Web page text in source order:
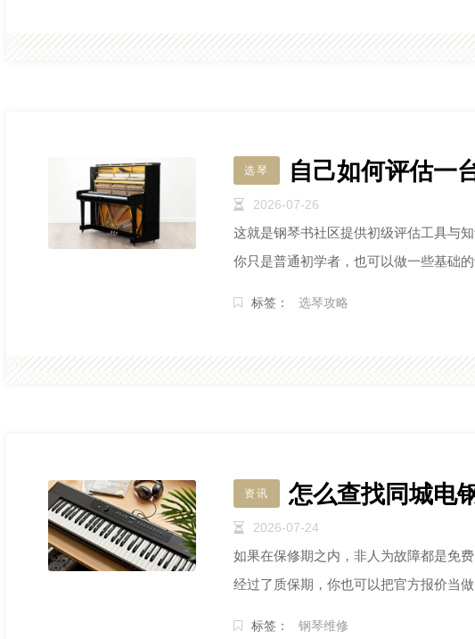
选琴 自己如何评估一
2026-07-26
这就是钢琴书社区提供初级评估工具与
你只是普通初学者，也可以做一些基础的
标签： 选琴攻略
资讯 怎么查找同城电
2026-07-24
如果在保修期之内，非人为故障都是免
经过了质保期，你也可以把官方报价当做
标签： 钢琴维修
全球分销以及为自身
Blüthner博兰
誉为德国国宝。